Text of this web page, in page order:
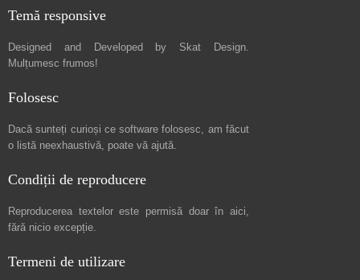
Temă responsive
Designed and Developed by Skat Design.
Mulțumesc frumos!
Folosesc
Dacă sunteți curioși ce software folosesc, am făcut
o listă neexhaustivă, poate vă ajută.
Condiții de reproducere
Reproducerea textelor este permisă doar în aici,
fără nicio excepție.
Termeni de utilizare